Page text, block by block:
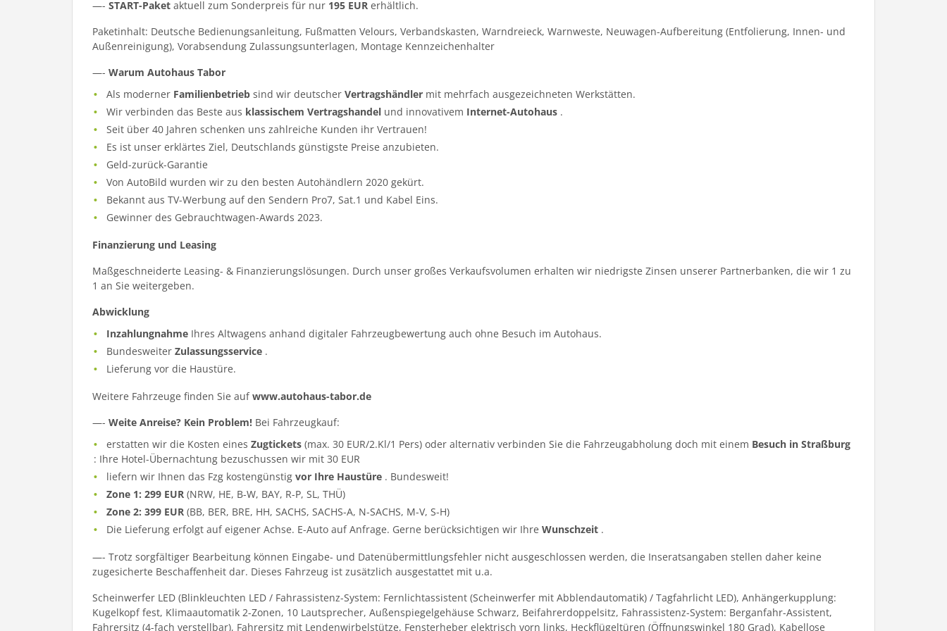
—- START-Paket aktuell zum Sonderpreis für nur 195 EUR erhältlich.
Paketinhalt: Deutsche Bedienungsanleitung, Fußmatten Velours, Verbandskasten, Warndreieck, Warnweste, Neuwagen-Aufbereitung (Entfolierung, Innen- und
Außenreinigung), Vorabsendung Zulassungsunterlagen, Montage Kennzeichenhalter
—- Warum Autohaus Tabor
Als moderner Familienbetrieb sind wir deutscherVertragshändler mit mehrfach ausgezeichneten Werkstätten.
Wir verbinden das Beste aus klassischem Vertragshandel und innovativem Internet-Autohaus .
Seit über 40 Jahren schenken uns zahlreiche Kunden ihr Vertrauen!
Es ist unser erklärtes Ziel, Deutschlands günstigste Preise anzubieten.
Geld-zurück-Garantie
Von AutoBild wurden wir zu den besten Autohändlern 2020 gekürt.
Bekannt aus TV-Werbung auf den Sendern Pro7, Sat.1 und Kabel Eins.
Gewinner des Gebrauchtwagen-Awards 2023.
Finanzierung und Leasing
Maßgeschneiderte Leasing- & Finanzierungslösungen. Durch unser großes Verkaufsvolumen erhalten wir niedrigste Zinsen unserer Partnerbanken, die wir 1 zu
1 an Sie weitergeben.
Abwicklung
Inzahlungnahme Ihres Altwagens anhand digitaler Fahrzeugbewertung auch ohne Besuch im Autohaus.
BundesweiterZulassungsservice .
Lieferung vor die Haustüre.
Weitere Fahrzeuge finden Sie aufwww.autohaus-tabor.de
—- Weite Anreise? Kein Problem! Bei Fahrzeugkauf:
erstatten wir die Kosten einesZugtickets(max. 30 EUR/2.Kl/1 Pers) oder alternativ verbinden Sie die Fahrzeugabholung doch mit einem Besuch in Straßburg
: Ihre Hotel-Übernachtung bezuschussen wir mit 30 EUR
liefern wir Ihnen das Fzg kostengünstigvor Ihre Haustüre . Bundesweit!
Zone 1: 299 EUR (NRW, HE, B-W, BAY, R-P, SL, THÜ)
Zone 2: 399 EUR (BB, BER, BRE, HH, SACHS, SACHS-A, N-SACHS, M-V, S-H)
Die Lieferung erfolgt auf eigener Achse. E-Auto auf Anfrage. Gerne berücksichtigen wir IhreWunschzeit .
—- Trotz sorgfältiger Bearbeitung können Eingabe- und Datenübermittlungsfehler nicht ausgeschlossen werden, die Inseratsangaben stellen daher keine
zugesicherte Beschaffenheit dar. Dieses Fahrzeug ist zusätzlich ausgestattet mit u.a.
Scheinwerfer LED (Blinkleuchten LED / Fahrassistenz-System: Fernlichtassistent (Scheinwerfer mit Abblendautomatik) / Tagfahrlicht LED), Anhängerkupplung:
Kugelkopf fest, Klimaautomatik 2-Zonen, 10 Lautsprecher, Außenspiegelgehäuse Schwarz, Beifahrerdoppelsitz, Fahrassistenz-System: Berganfahr-Assistent,
Fahrersitz (4-fach verstellbar), Fahrersitz mit Lendenwirbelstütze, Fensterheber elektrisch vorn links, Heckflügeltüren (Öffnungswinkel 180 Grad), Kabellose